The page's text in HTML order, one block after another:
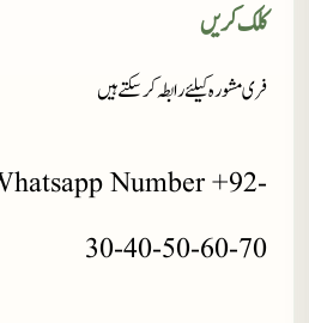
کلک کریں
فری مشورہ کیلئے رابطہ کر سکتے ہیں
Number +92-
30-40-50-60-70